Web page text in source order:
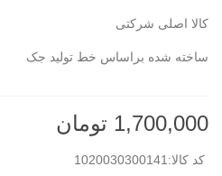
کالا اصلی شرکتی
ساخته شده براساس خط تولید جک
1,700,000 تومان
کد کالا: 1020030300141